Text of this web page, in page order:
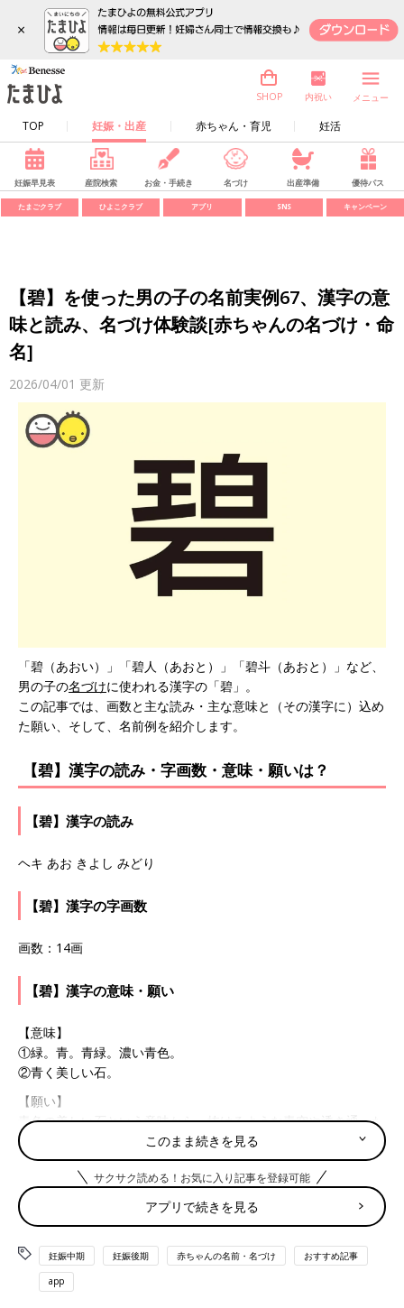
×
TOP 妊娠・出産 赤ちゃん・育児 妊活
SHOP 内祝い メニュー
妊娠早見表 産院検索 お金・手続き 名づけ 出産準備 優待パス
たまごクラブ ひよこクラブ アプリ SNS キャンペーン
【碧】を使った男の子の名前実例67、漢字の意
味と読み、名づけ体験談[赤ちゃんの名づけ・命
名]
2026/04/01 更新
「碧（あおい）」「碧人（あおと）」「碧斗（あおと）」など、
男の子の名づけに使われる漢字の「碧」。
この記事では、画数と主な読み・主な意味と（その漢字に）込め
た願い、そして、名前例を紹介します。
【碧】漢字の読み・字画数・意味・願いは？
【碧】漢字の読み
ヘキ あお きよし みどり
【碧】漢字の字画数
画数：14画
【碧】漢字の意味・願い
【意味】
①緑。青。青緑。濃い青色。
②青く美しい石。
【願い】
青色の美しい石という意味から、抜けるような青空や透き通った
海がイメージできる漢字。曇りのない澄んだ心を持った人に育っ
てほしいという祈りを込めて。
たまひよの「名づけ博士」
このまま続きを見る
サクサク読める！お気に入り記事を登録可能
アプリで続きを見る
妊娠中期 妊娠後期 赤ちゃんの名前・名づけ おすすめ記事
app